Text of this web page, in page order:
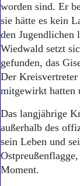
worden sind. Er
sie hätte es kein
den Jugendlichen
Wiedwald setzt
gefunden, das
Der Kreisvertreter
mitgewirkt hatten
Das langjährige
außerhalb des
sein Leben und
Moment.